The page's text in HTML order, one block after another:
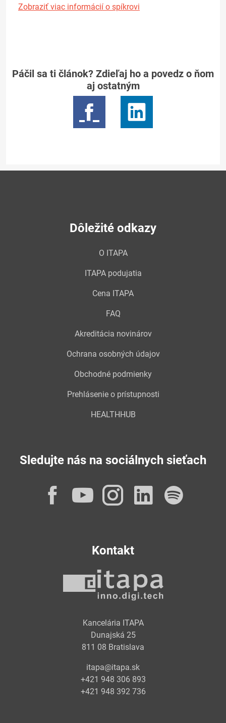
Zobraziť viac informácií o spíkrovi
Páčil sa ti článok? Zdieľaj ho a povedz o ňom
aj ostatným
Dôležité odkazy
O ITAPA
ITAPA podujatia
Cena ITAPA
FAQ
Akreditácia novinárov
Ochrana osobných údajov
Obchodné podmienky
Prehlásenie o prístupnosti
HEALTHHUB
Sledujte nás na sociálnych sieťach
Facebook
YouTube
Instagram
Kontakt
Kancelária ITAPA
Dunajská 25
811 08 Bratislava
itapa@itapa.sk
+421 948 306 893
+421 948 392 736